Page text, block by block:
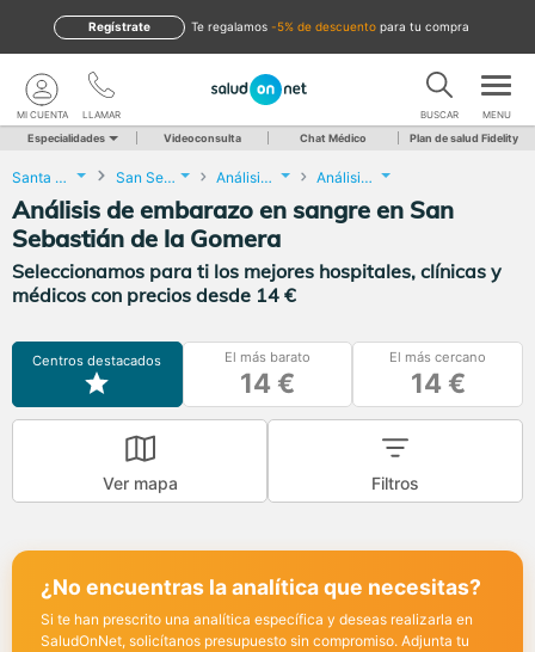
te regalamos -5% de descuento para tu compra
Regístrate
LLAMAR
MI CUENTA BUSCAR MENU
Especialidades Videoconsulta Chat Médico Plan de salud Fidelity
Santa Cruz de Tenerife San Sebastián de la Gomera Análisis Clínicos Análisis de embarazo en sangre
Análisis de embarazo en sangre en San
Sebastián de la Gomera
Seleccionamos para ti los mejores hospitales, clínicas y
médicos con precios desde 14 €
Centros destacados El más barato
14 €
El más cercano
14 €
Ver mapa Filtros
¿No encuentras la analítica que necesitas?
Si te han prescrito una analítica específica y deseas realizarla en
SaludOnNet, solicítanos presupuesto sin compromiso. Adjunta tu